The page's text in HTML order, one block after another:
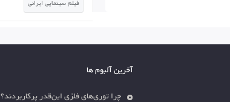
فیلم سینمایی ایرانی
آخرین آلبوم ها
چرا توری‌های فلزی این‌قدر پرکاربردند؟